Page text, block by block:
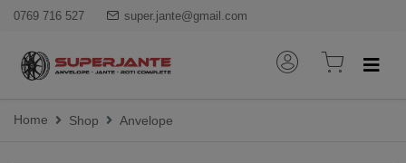
0769 716 527 super.jante@gmail.com
Home Shop Anvelope